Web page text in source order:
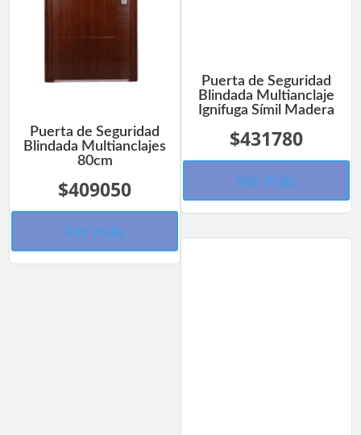
Puerta de Seguridad
Blindada Multianclajes
80cm
$409050
Ver más
Puerta de Seguridad
Blindada Multianclaje
Ignifuga Símil Madera
$431780
Ver más